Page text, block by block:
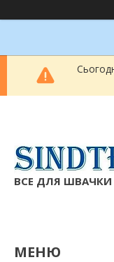
ВСЕ ДЛЯ ШВАЧКИ